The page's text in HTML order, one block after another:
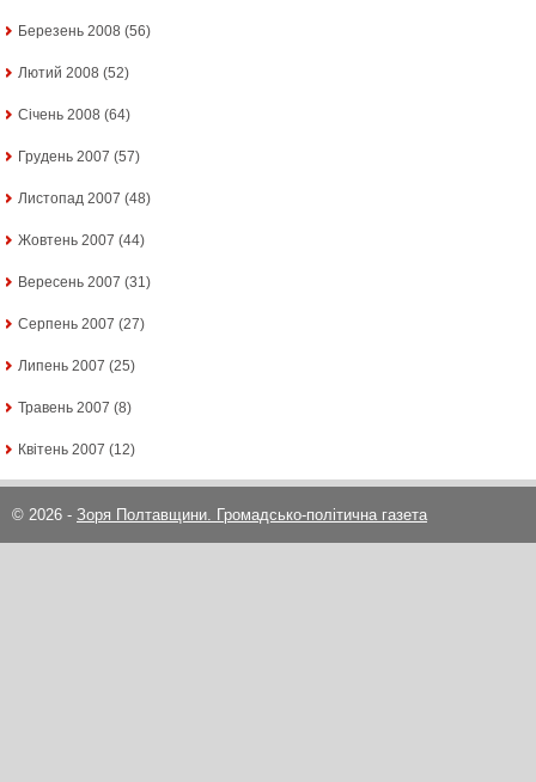
Березень 2008 (56)
Лютий 2008 (52)
Січень 2008 (64)
Грудень 2007 (57)
Листопад 2007 (48)
Жовтень 2007 (44)
Вересень 2007 (31)
Серпень 2007 (27)
Липень 2007 (25)
Травень 2007 (8)
Квітень 2007 (12)
© 2026 - Зоря Полтавщини. Громадсько-політична газета